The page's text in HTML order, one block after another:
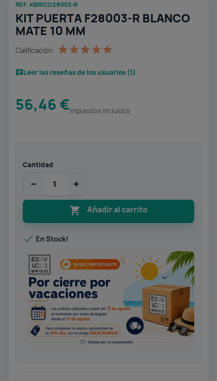
REF. KBRICO28003-R
KIT PUERTA F28003-R BLANCO
MATE 10 MM
Calificación
Leer las reseñas de los usuarios (1)
56,46 €Impuestos incluidos
Cantidad
− +
 Añadir al carrito
 En Stock!